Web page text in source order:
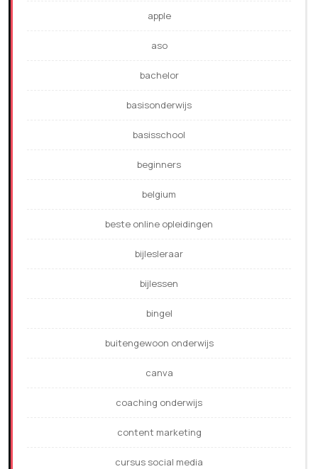
apple
aso
bachelor
basisonderwijs
basisschool
beginners
belgium
beste online opleidingen
bijlesleraar
bijlessen
bingel
buitengewoon onderwijs
canva
coaching onderwijs
content marketing
cursus social media